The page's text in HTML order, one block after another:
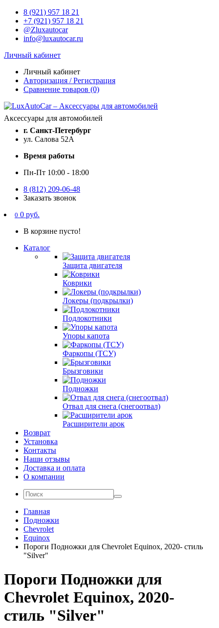
8 (921) 957 18 21
+7 (921) 957 18 21
@Zluxautocar
info@luxautocar.ru
Личный кабинет
Личный кабинет
Авторизация / Регистрация
Сравнение товаров (0)
Аксессуары для автомобилей
г. Санкт-Петербург
ул. Салова 52А
Время работы
Пн-Пт 10:00 - 18:00
8 (812) 209-06-48
Заказать звонок
0 0 руб.
В корзине пусто!
Каталог
Защита двигателя
Коврики
Локеры (подкрылки)
Подлокотники
Упоры капота
Фаркопы (ТСУ)
Брызговики
Подножки
Отвал для снега (снегоотвал)
Расширители арок
Возврат
Установка
Контакты
Наши отзывы
Доставка и оплата
О компании
Главная
Подножки
Chevrolet
Equinox
Пороги Подножки для Chevrolet Equinox, 2020- стиль
"Silver"
Пороги Подножки для
Chevrolet Equinox, 2020-
стиль "Silver"